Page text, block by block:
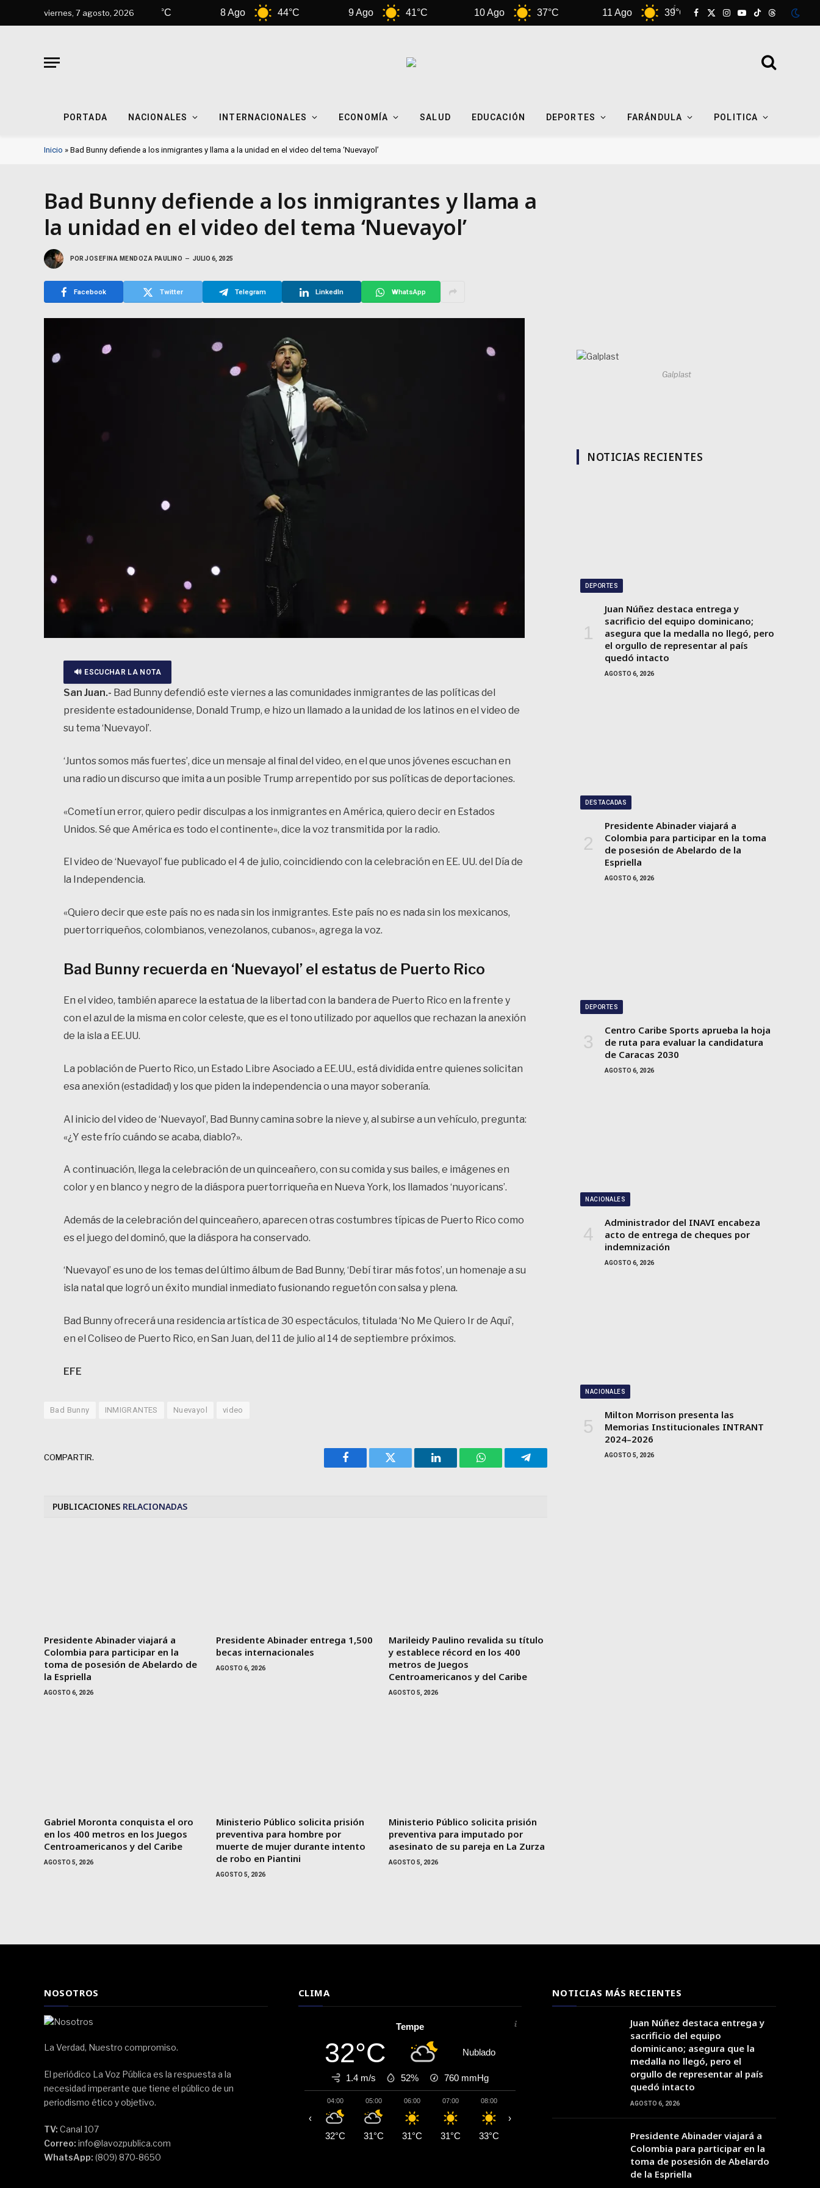
viernes, 7 agosto, 2026
7 Ago 42°C 44°C 41°C 37°C 39°C 12 Ago 38°C
Facebook
X
Instagram
YouTube
TikTokThreads
PORTADA NACIONALES INTERNACIONALES ECONOMÍA SALUD EDUCACIÓN DEPORTES FARÁNDULA POLITICA
Inicio » Bad Bunny defiende a los inmigrantes y llama a la unidad en el video del tema ‘Nuevayol’
Bad Bunny defiende a los inmigrantes y llama a
la unidad en el video del tema ‘Nuevayol’
POR JOSEFINA MENDOZA PAULINO JULIO 6, 2025
Facebook Twitter Telegram LinkedIn WhatsApp
🔊 ESCUCHAR LA NOTA
San Juan.- Bad Bunny defendió este viernes a las comunidades inmigrantes de las políticas del
presidente estadounidense, Donald Trump, e hizo un llamado a la unidad de los latinos en el video de
su tema ‘Nuevayol’.
‘Juntos somos más fuertes’, dice un mensaje al final del video, en el que unos jóvenes escuchan en
una radio un discurso que imita a un posible Trump arrepentido por sus políticas de deportaciones.
«Cometí un error, quiero pedir disculpas a los inmigrantes en América, quiero decir en Estados
Unidos. Sé que América es todo el continente», dice la voz transmitida por la radio.
El video de ‘Nuevayol’ fue publicado el 4 de julio, coincidiendo con la celebración en EE. UU. del Día de
la Independencia.
«Quiero decir que este país no es nada sin los inmigrantes. Este país no es nada sin los mexicanos,
puertorriqueños, colombianos, venezolanos, cubanos», agrega la voz.
Bad Bunny recuerda en ‘Nuevayol’ el estatus de Puerto Rico
En el video, también aparece la estatua de la libertad con la bandera de Puerto Rico en la frente y
con el azul de la misma en color celeste, que es el tono utilizado por aquellos que rechazan la anexión
de la isla a EE.UU.
La población de Puerto Rico, un Estado Libre Asociado a EE.UU., está dividida entre quienes solicitan
esa anexión (estadidad) y los que piden la independencia o una mayor soberanía.
Al inicio del video de ‘Nuevayol’, Bad Bunny camina sobre la nieve y, al subirse a un vehículo, pregunta:
«¿Y este frío cuándo se acaba, diablo?».
A continuación, llega la celebración de un quinceañero, con su comida y sus bailes, e imágenes en
color y en blanco y negro de la diáspora puertorriqueña en Nueva York, los llamados ‘nuyoricans’.
Además de la celebración del quinceañero, aparecen otras costumbres típicas de Puerto Rico como
es el juego del dominó, que la diáspora ha conservado.
‘Nuevayol’ es uno de los temas del último álbum de Bad Bunny, ‘Debí tirar más fotos’, un homenaje a su
isla natal que logró un éxito mundial inmediato fusionando reguetón con salsa y plena.
Bad Bunny ofrecerá una residencia artística de 30 espectáculos, titulada ‘No Me Quiero Ir de Aquí’,
en el Coliseo de Puerto Rico, en San Juan, del 11 de julio al 14 de septiembre próximos.
EFE
Bad Bunny INMIGRANTES Nuevayol video
COMPARTIR.
Facebook Twitter LinkedIn WhatsAppTelegram
PUBLICACIONES RELACIONADAS
Presidente Abinader viajará a
Colombia para participar en la
toma de posesión de Abelardo de
la Espriella
AGOSTO 6, 2026
Presidente Abinader entrega 1,500
becas internacionales
AGOSTO 6, 2026
Marileidy Paulino revalida su título
y establece récord en los 400
metros de Juegos
Centroamericanos y del Caribe
AGOSTO 5, 2026
Gabriel Moronta conquista el oro
en los 400 metros en los Juegos
Centroamericanos y del Caribe
AGOSTO 5, 2026
Ministerio Público solicita prisión
preventiva para hombre por
muerte de mujer durante intento
de robo en Piantini
AGOSTO 5, 2026
Ministerio Público solicita prisión
preventiva para imputado por
asesinato de su pareja en La Zurza
AGOSTO 5, 2026
Galplast
NOTICIAS RECIENTES
DEPORTES
Juan Núñez destaca entrega y
sacrificio del equipo dominicano;
asegura que la medalla no llegó, pero
el orgullo de representar al país
quedó intacto
AGOSTO 6, 2026
DESTACADAS
Presidente Abinader viajará a
Colombia para participar en la toma
de posesión de Abelardo de la
Espriella
AGOSTO 6, 2026
DEPORTES
Centro Caribe Sports aprueba la hoja
de ruta para evaluar la candidatura
de Caracas 2030
AGOSTO 6, 2026
NACIONALES
Administrador del INAVI encabeza
acto de entrega de cheques por
indemnización
AGOSTO 6, 2026
NACIONALES
Milton Morrison presenta las
Memorias Institucionales INTRANT
2024–2026
AGOSTO 5, 2026
NOSOTROS
La Verdad, Nuestro compromiso.
El periódico La Voz Pública es la respuesta a la
necesidad imperante que tiene el público de un
periodismo ético y objetivo.
TV: Canal 107
Correo: info@lavozpublica.com
WhatsApp: (809) 870-8650
CLIMA
Tempe
32°C Nublado
1.4 m/s 52% 760 mmHg
04:00
32°C
05:00
31°C
06:00
31°C
07:00
31°C
08:00
33°C
12:00
41°C
13:00
42°C 43°C 44°C
‹ ›
NOTICIAS MÁS RECIENTES
Juan Núñez destaca entrega y
sacrificio del equipo
dominicano; asegura que la
medalla no llegó, pero el
orgullo de representar al país
quedó intacto
AGOSTO 6, 2026
Presidente Abinader viajará a
Colombia para participar en la
toma de posesión de Abelardo
de la Espriella